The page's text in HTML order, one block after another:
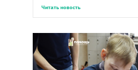
Читать новость